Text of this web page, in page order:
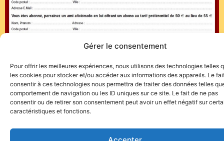
Gérer le consentement
Pour offrir les meilleures expériences, nous utilisons des technologies telles
les cookies pour stocker et/ou accéder aux informations des appareils. Le
consentir à ces technologies nous permettra de traiter des données telles
comportement de navigation ou les ID uniques sur ce site. Le fait de ne pas
consentir ou de retirer son consentement peut avoir un effet négatif sur
caractéristiques et fonctions.
Site de l'association TOROFIESTA